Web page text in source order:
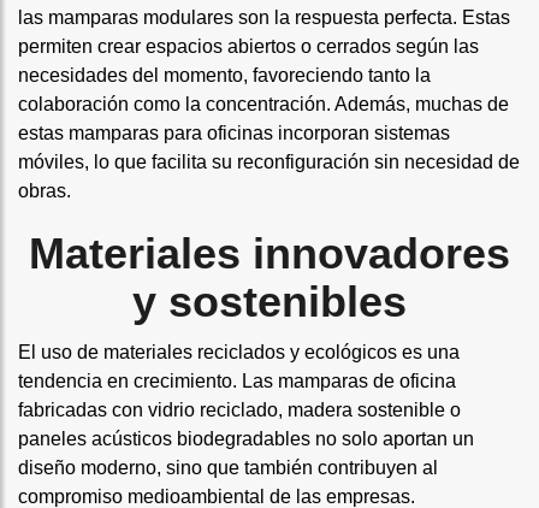
las mamparas modulares son la respuesta perfecta. Estas
permiten crear espacios abiertos o cerrados según las
necesidades del momento, favoreciendo tanto la
colaboración como la concentración. Además, muchas de
estas mamparas para oficinas incorporan sistemas
móviles, lo que facilita su reconfiguración sin necesidad de
obras.
Materiales innovadores
y sostenibles
El uso de materiales reciclados y ecológicos es una
tendencia en crecimiento. Las mamparas de oficina
fabricadas con vidrio reciclado, madera sostenible o
paneles acústicos biodegradables no solo aportan un
diseño moderno, sino que también contribuyen al
compromiso medioambiental de las empresas.